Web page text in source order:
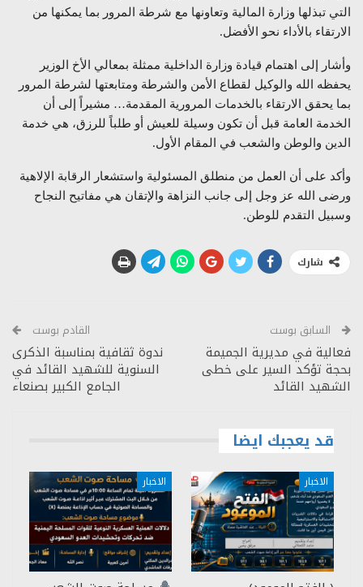
التي تبذلها وزارة المالية وتعاونها مع شرطة المرور بما يمكنها من
الارتقاء بالأداء نحو الأفضل.
وأشار إلى اهتمام قيادة وزارة الداخلية ممثلة بمعالي الأخ الوزير
يحفظه الله والوكيل لقطاع الأمن والشرطة ومتابعتها لشرطة المرور
بما يحقق الارتقاء بالخدمات المرورية المقدمة… مشيراً إلى أن
الخدمة العامة قبل أن تكون وسيلة للعيش أو طلباً للرزق، هي خدمة
الدين والوطن والشعب في المقام الأول.
وأكد على أن العمل من منطلق المسئولية واستشعار الرقابة الإلاهية
ورضى الله عز وجل إلى جانب النزاهة والإتقان هي مفاتيح النجاح
وسبيل التقدم للوطن.
شارك
السابق بوست
فعالية في مديرية الجميمة
بحجة تؤكد السير على خطى
الشهيد القائد
القادم بوست
ندوة ثقافية بمناسبة الذكرى
السنوية للشهيد القائد في
الجامع الكبير بصنعاء
قد يعجبك ايضا
الاخبار الاخبار